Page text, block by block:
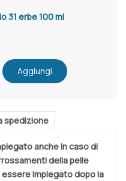
31 erbe 100 ml
Aggiungi
spedizione
anche in caso di
della pelle
essere impiegato dopo la